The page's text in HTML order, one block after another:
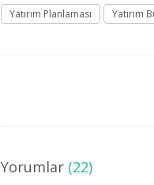
Yatırım Planlaması Yatırım
Yorumlar (22)